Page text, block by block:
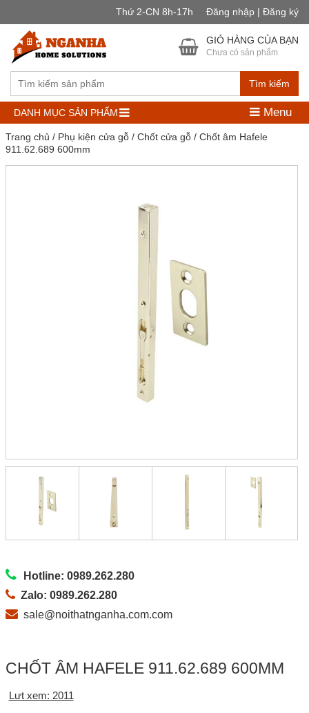
Thứ 2-CN 8h-17h Đăng nhập | Đăng ký
Tìm kiếm
GIỎ HÀNG CỦA BẠN
Chưa có sản phẩm
DANH MỤC SẢN PHẨM Menu
Trang chủ / Phụ kiện cửa gỗ/ Chốt cửa gỗ/ Chốt âm Hafele
911.62.689 600mm
Hotline: 0989.262.280
Zalo: 0989.262.280
sale@noithatnganha.com.com
CHỐT ÂM HAFELE 911.62.689 600MM
Lưt xem: 2011